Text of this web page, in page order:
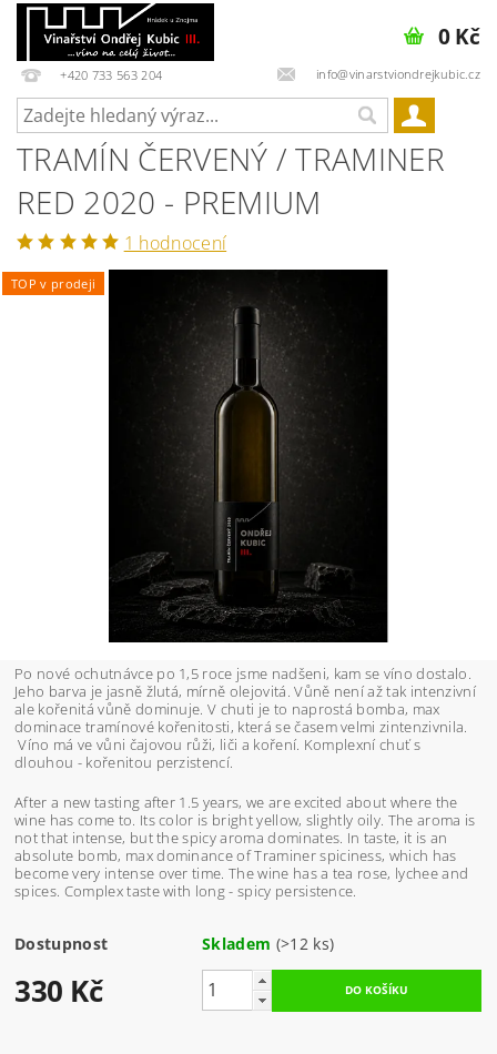
+420 733 563 204 info@vinarstviondrejkubic.cz
0 Kč
TRAMÍN ČERVENÝ / TRAMINER
RED 2020 - PREMIUM
1 hodnocení
TOP v prodeji
Po nové ochutnávce po 1,5 roce jsme nadšeni, kam se víno dostalo.
Jeho barva je jasně žlutá, mírně olejovitá. Vůně není až tak intenzivní
ale kořenitá vůně dominuje. V chuti je to naprostá bomba, max
dominace tramínové kořenitosti, která se časem velmi zintenzivnila.
Víno má ve vůni čajovou růži, liči a koření. Komplexní chuť s
dlouhou - kořenitou perzistencí.
After a new tasting after 1.5 years, we are excited about where the
wine has come to. Its color is bright yellow, slightly oily. The aroma is
not that intense, but the spicy aroma dominates. In taste, it is an
absolute bomb, max dominance of Traminer spiciness, which has
become very intense over time.The wine has a tea rose, lychee and
spices. Complex taste with long - spicy persistence.
Dostupnost Skladem (>12 ks)
330 Kč